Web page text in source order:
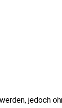
jedoch